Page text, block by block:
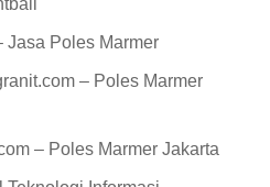
Jasa Poles Marmer
– Poles Marmer
– Poles Marmer Jakarta